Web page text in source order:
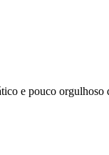
e pouco